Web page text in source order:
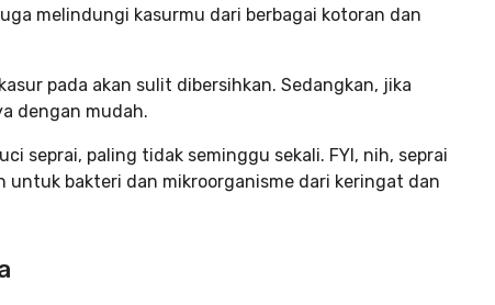
melindungi kasurmu dari berbagai kotoran dan
pada akan sulit dibersihkan. Sedangkan, jika
dengan mudah.
seprai, paling tidak seminggu sekali. FYI, nih, seprai
bakteri dan mikroorganisme dari keringat dan